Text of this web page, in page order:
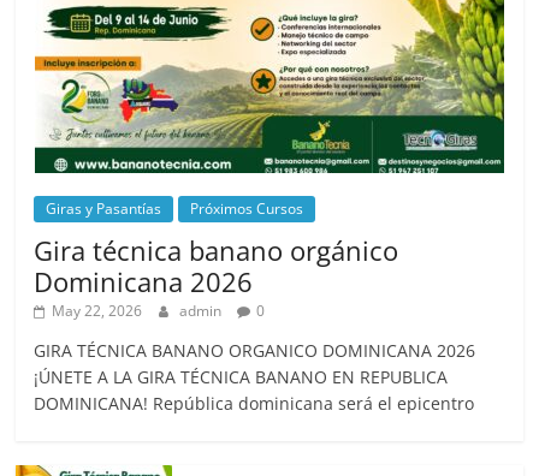
Giras y Pasantías Próximos Cursos
Gira técnica banano orgánico
Dominicana 2026
May 22, 2026 admin 0
GIRA TÉCNICA BANANO ORGANICO DOMINICANA 2026
¡ÚNETE A LA GIRA TÉCNICA BANANO EN REPUBLICA
DOMINICANA! República dominicana será el epicentro